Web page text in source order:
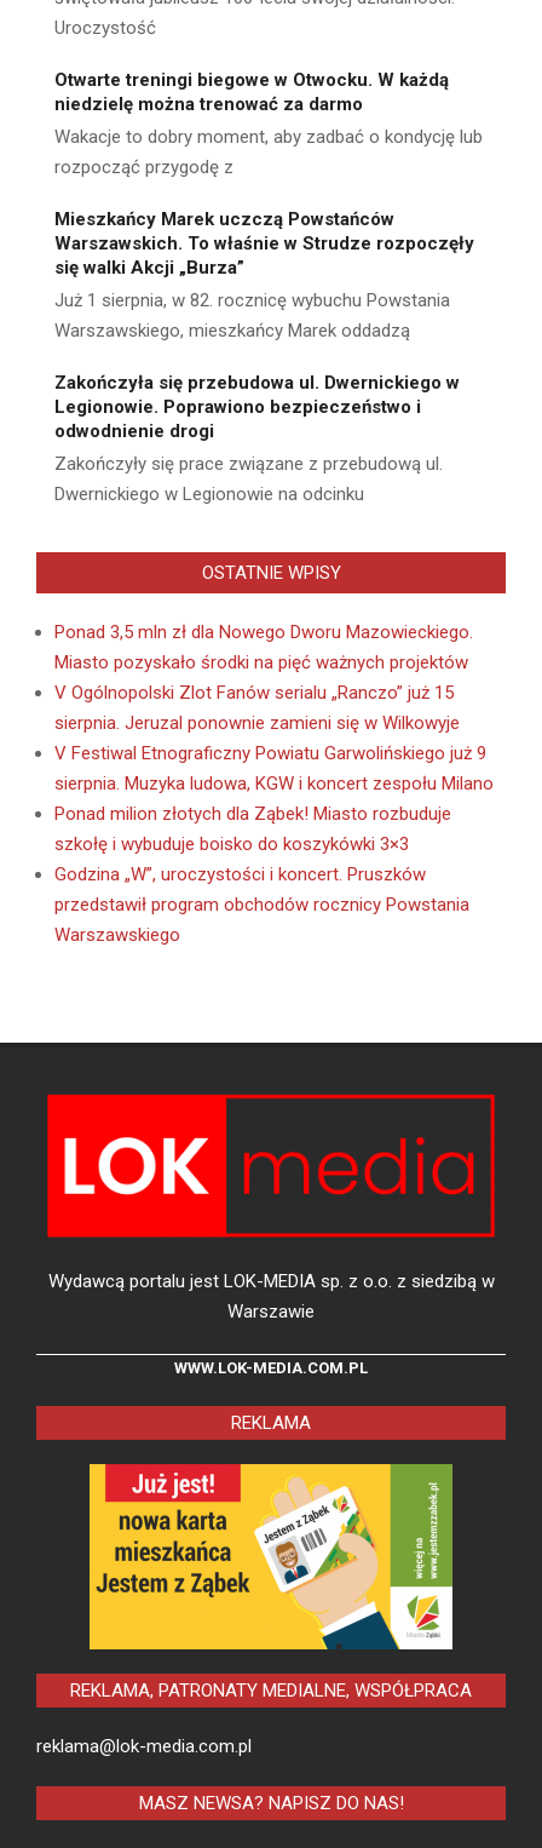
Uroczystość
Otwarte treningi biegowe w Otwocku. W każdą
niedzielę można trenować za darmo
Wakacje to dobry moment, aby zadbać o kondycję lub
rozpocząć przygodę z
Mieszkańcy Marek uczczą Powstańców
Warszawskich. To właśnie w Strudze rozpoczęły
się walki Akcji „Burza”
Już 1 sierpnia, w 82. rocznicę wybuchu Powstania
Warszawskiego, mieszkańcy Marek oddadzą
Zakończyła się przebudowa ul. Dwernickiego w
Legionowie. Poprawiono bezpieczeństwo i
odwodnienie drogi
Zakończyły się prace związane z przebudową ul.
Dwernickiego w Legionowie na odcinku
OSTATNIE WPISY
Ponad 3,5 mln zł dla Nowego Dworu Mazowieckiego.
Miasto pozyskało środki na pięć ważnych projektów
V Ogólnopolski Zlot Fanów serialu „Ranczo” już 15
sierpnia. Jeruzal ponownie zamieni się w Wilkowyje
V Festiwal Etnograficzny Powiatu Garwolińskiego już 9
sierpnia. Muzyka ludowa, KGW i koncert zespołu Milano
Ponad milion złotych dla Ząbek! Miasto rozbuduje
szkołę i wybuduje boisko do koszykówki 3×3
Godzina „W”, uroczystości i koncert. Pruszków
przedstawił program obchodów rocznicy Powstania
Warszawskiego
Wydawcą portalu jest LOK-MEDIA sp. z o.o. z siedzibą w
Warszawie
WWW.LOK-MEDIA.COM.PL
REKLAMA
REKLAMA, PATRONATY MEDIALNE, WSPÓŁPRACA
reklama@lok-media.com.pl
MASZ NEWSA? NAPISZ DO NAS!